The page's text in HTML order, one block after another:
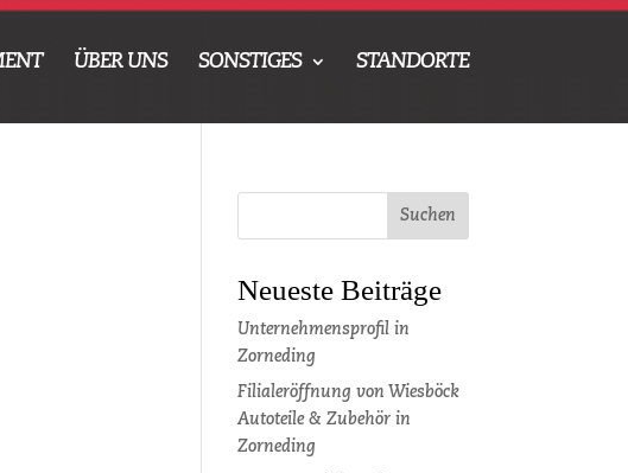
ÜBER UNS SONSTIGES STANDORTE
Neueste Beiträge
Unternehmensprofil in
Zorneding
Filialeröffnung von Wiesböck
Autoteile & Zubehör in
Zorneding